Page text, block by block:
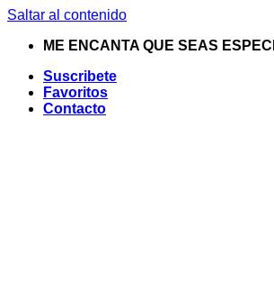
Saltar al contenido
ME ENCANTA QUE SEAS
Suscribete
Favoritos
Contacto